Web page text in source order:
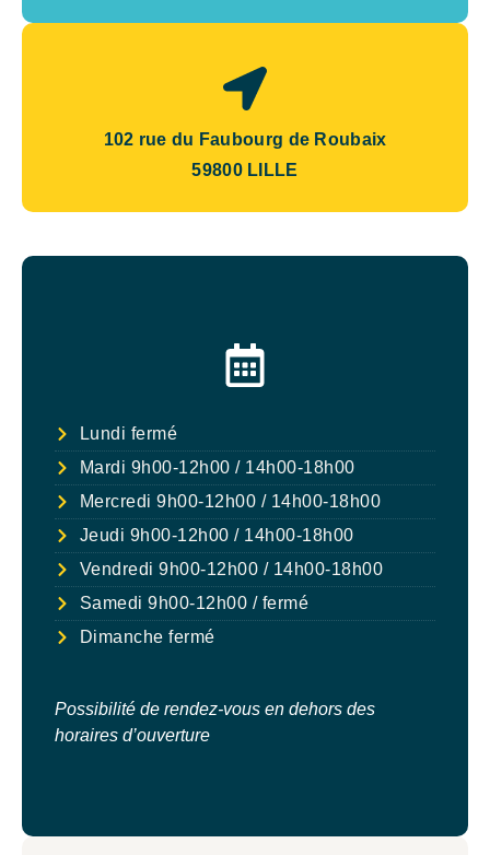
102 rue du Faubourg de Roubaix
59800 LILLE
Lundi fermé
Mardi 9h00-12h00 / 14h00-18h00
Mercredi 9h00-12h00 / 14h00-18h00
Jeudi 9h00-12h00 / 14h00-18h00
Vendredi 9h00-12h00 / 14h00-18h00
Samedi 9h00-12h00 / fermé
Dimanche fermé
Possibilité de rendez-vous en dehors des
horaires d’ouverture